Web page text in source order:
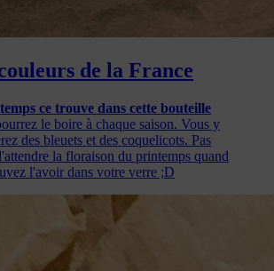
de la France
ce trouve dans cette bouteille
le boire à chaque saison. Vous y
des bleuets et des coquelicots. Pas
la floraison du printemps quand
l'avoir dans votre verre ;D